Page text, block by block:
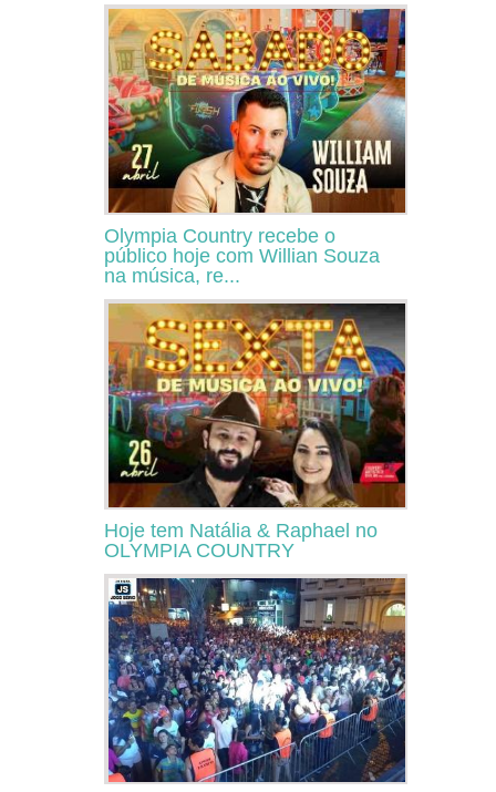
Olympia Country recebe o
público hoje com Willian Souza
na música, re...
Hoje tem Natália & Raphael no
OLYMPIA COUNTRY